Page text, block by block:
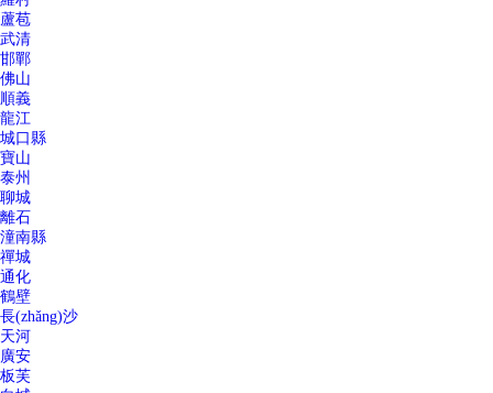
蘆苞
武清
邯鄲
佛山
順義
龍江
城口縣
寶山
泰州
聊城
離石
潼南縣
禪城
通化
鶴壁
長(zhǎng)沙
天河
廣安
板芙